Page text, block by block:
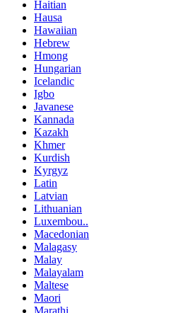
Haitian
Hausa
Hawaiian
Hebrew
Hmong
Hungarian
Icelandic
Igbo
Javanese
Kannada
Kazakh
Khmer
Kurdish
Kyrgyz
Latin
Latvian
Lithuanian
Luxembou..
Macedonian
Malagasy
Malay
Malayalam
Maltese
Maori
Marathi